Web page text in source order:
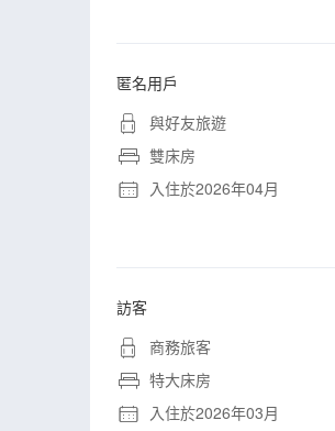
匿名用戶
與好友旅遊
雙床房
入住於2026年04月
訪客
商務旅客
特大床房
入住於2026年03月